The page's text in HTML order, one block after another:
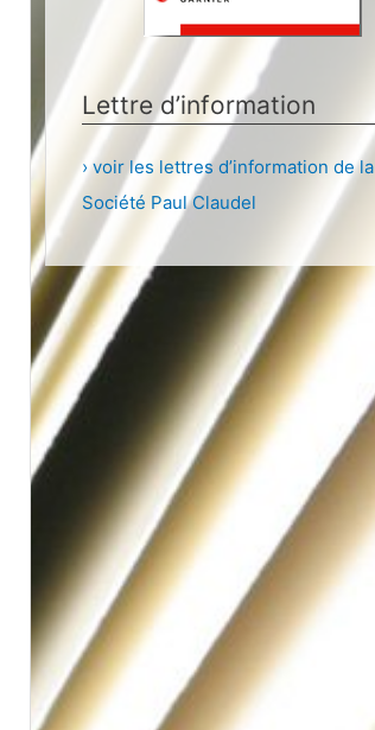
Lettre d’information
› voir les lettres d’information de la
Société Paul Claudel